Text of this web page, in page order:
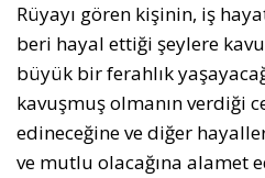
Rüyayı gören kişinin, iş
beri hayal ettiği şeylere
büyük bir ferahlık
kavuşmuş olmanın verdiği
edineceğine ve diğer
ve mutlu olacağına alamet